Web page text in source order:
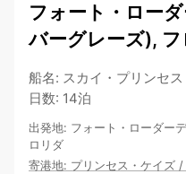
フォート・ロー
バーグレーズ),
船名: スカイ・プリンセス
日数: 14泊
出発地: フォート・ローダー
ロリダ
寄港地: プリンセス・ケイズ /